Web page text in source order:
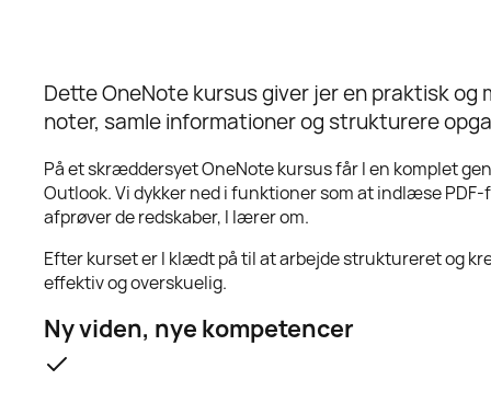
Dette OneNote kursus giver jer en praktisk
noter, samle informationer og strukturere
På et skræddersyet OneNote kursus får I en komplet
Outlook. Vi dykker ned i funktioner som at indlæse
afprøver de redskaber, I lærer om.
Efter kurset er I klædt på til at arbejde struktureret og
effektiv og overskuelig.
Ny viden, nye kompetencer